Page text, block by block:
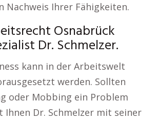
Nachweis Ihrer Fähigkeiten.
Osnabrück
Dr. Schmelzer.
kann in der Arbeitswelt
werden. Sollten
oder Mobbing ein Problem
Dr. Schmelzer mit seiner